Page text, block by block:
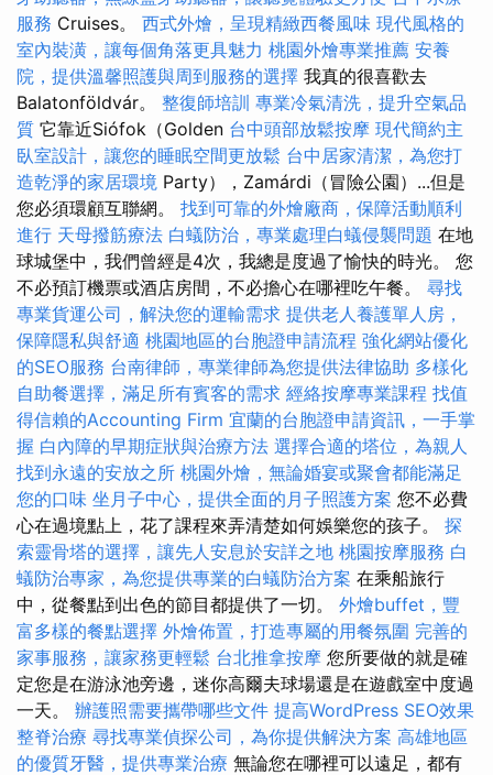
服務 Cruises。 西式外燴，呈現精緻西餐風味 現代風格的
室內裝潢，讓每個角落更具魅力 桃園外燴專業推薦 安養
院，提供溫馨照護與周到服務的選擇 我真的很喜歡去
Balatonföldvár。 整復師培訓 專業冷氣清洗，提升空氣品
質 它靠近Siófok（Golden 台中頭部放鬆按摩 現代簡約主
臥室設計，讓您的睡眠空間更放鬆 台中居家清潔，為您打
造乾淨的家居環境 Party），Zamárdi（冒險公園）...但是
您必須環顧互聯網。 找到可靠的外燴廠商，保障活動順利
進行 天母撥筋療法 白蟻防治，專業處理白蟻侵襲問題 在地
球城堡中，我們曾經是4次，我總是度過了愉快的時光。 您
不必預訂機票或酒店房間，不必擔心在哪裡吃午餐。 尋找
專業貨運公司，解決您的運輸需求 提供老人養護單人房，
保障隱私與舒適 桃園地區的台胞證申請流程 強化網站優化
的SEO服務 台南律師，專業律師為您提供法律協助 多樣化
自助餐選擇，滿足所有賓客的需求 經絡按摩專業課程 找值
得信賴的Accounting Firm 宜蘭的台胞證申請資訊，一手掌
握 白內障的早期症狀與治療方法 選擇合適的塔位，為親人
找到永遠的安放之所 桃園外燴，無論婚宴或聚會都能滿足
您的口味 坐月子中心，提供全面的月子照護方案 您不必費
心在過境點上，花了課程來弄清楚如何娛樂您的孩子。 探
索靈骨塔的選擇，讓先人安息於安詳之地 桃園按摩服務 白
蟻防治專家，為您提供專業的白蟻防治方案 在乘船旅行
中，從餐點到出色的節目都提供了一切。 外燴buffet，豐
富多樣的餐點選擇 外燴佈置，打造專屬的用餐氛圍 完善的
家事服務，讓家務更輕鬆 台北推拿按摩 您所要做的就是確
定您是在游泳池旁邊，迷你高爾夫球場還是在遊戲室中度過
一天。 辦護照需要攜帶哪些文件 提高WordPress SEO效果
整脊治療 尋找專業偵探公司，為你提供解決方案 高雄地區
的優質牙醫，提供專業治療 無論您在哪裡可以遠足，都有